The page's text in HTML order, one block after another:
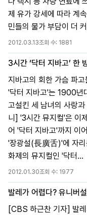
제 유가 강세에 따라 계
민들의 물가 부담이 더
2012.03.13조회 수: 1881
3시간 ‘닥터 지바고’ 한
지바고의 회한 가슴 파
'닥터 지바고'는 1900년
고설킨 세 남녀의 사랑
니] '3시간 뮤지컬'은 이
어 '닥터 지바고'까지 이
'장광설(長廣舌)'에 자리
화제의 뮤지컬인 '닥터...
2012.01.30조회 수: 1977
발레가 어렵다? 유니버
[CBS 하근찬 기자] 발